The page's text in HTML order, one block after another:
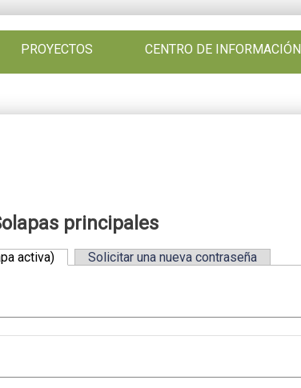
PROYECTOS CENTRO DE INFORMACIÓN
principales
activa) Solicitar una nueva contraseña